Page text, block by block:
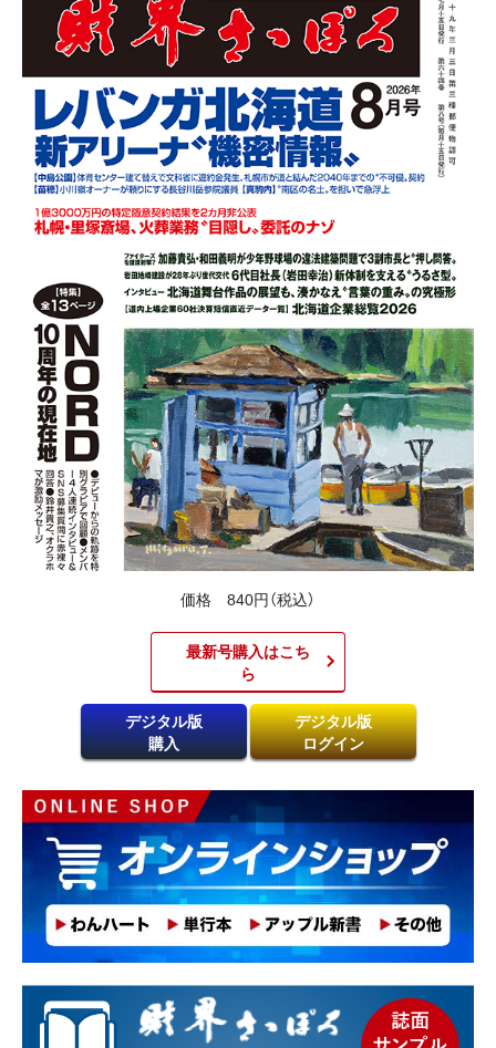
価格 840円（税込）
最新号購入はこち
ら​
デジタル版
購入
デジタル版
ログイン